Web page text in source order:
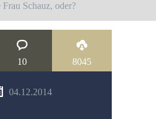
Frau Schauz, oder?
10 8045
04.12.2014